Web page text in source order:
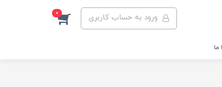
ورود به حساب کاربری 0
ما